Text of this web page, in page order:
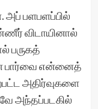
பளபளப்பில்
விடாயினால்
பருகத்
பார்வை என்னைத்
அதிர்வுகளை
அந்தப்படகில்